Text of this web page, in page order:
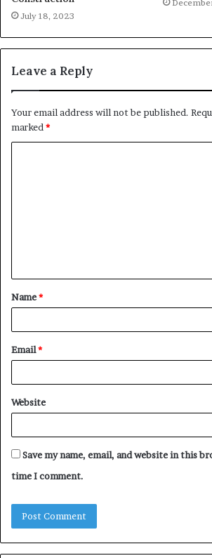
July 18, 2023
Leave a Reply
Your email address will not be published.
marked *
t
*
Name*
Email*
Website
Save my name, email, and website in this
time I comment.